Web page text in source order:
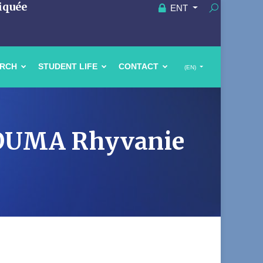
ENT
(EN)
STUDENT LIFE CONTACT
Rhyvanie